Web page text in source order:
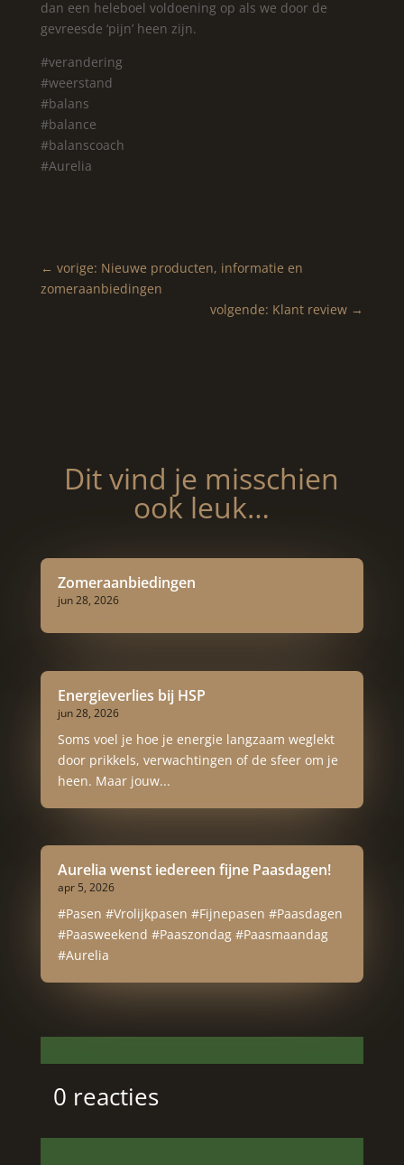
dan een heleboel voldoening op als we door de
gevreesde ‘pijn’ heen zijn.
#verandering
#weerstand
#balans
#balance
#balanscoach
#Aurelia
← vorige: Nieuwe producten, informatie en
zomeraanbiedingen
volgende: Klant review →
Dit vind je misschien
ook leuk…
Zomeraanbiedingen
jun 28, 2026
Energieverlies bij HSP
jun 28, 2026
Soms voel je hoe je energie langzaam weglekt
door prikkels, verwachtingen of de sfeer om je
heen. Maar jouw...
Aurelia wenst iedereen fijne Paasdagen!
apr 5, 2026
#Pasen #Vrolijkpasen #Fijnepasen #Paasdagen
#Paasweekend #Paaszondag #Paasmaandag
#Aurelia
0 reacties